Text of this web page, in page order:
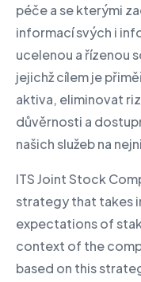
péče a se kterými
informací svých i
ucelenou a řízenou
jejichž cílem je
aktiva, eliminovat
důvěrnosti a
našich služeb na
ITS Joint Stock
strategy that takes
expectations of
context of the
based on this